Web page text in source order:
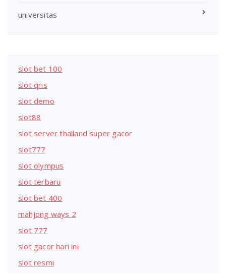
universitas
slot bet 100
slot qris
slot demo
slot88
slot server thailand super gacor
slot777
slot olympus
slot terbaru
slot bet 400
mahjong ways 2
slot 777
slot gacor hari ini
slot resmi